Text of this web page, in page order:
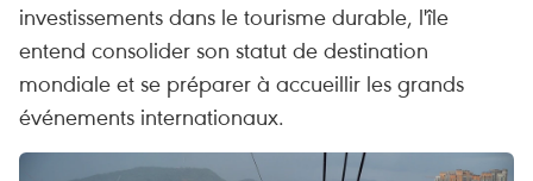
investissements dans le tourisme durable, l'île
entend consolider son statut de destination
mondiale et se préparer à accueillir les grands
événements internationaux.